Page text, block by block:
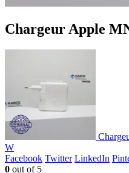
Chargeur Apple
W
Facebook Twitter LinkedIn
0 out of 5